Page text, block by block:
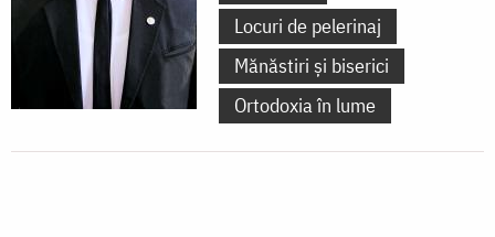
Locuri de pelerinaj
Mănăstiri și biserici
Ortodoxia în lume